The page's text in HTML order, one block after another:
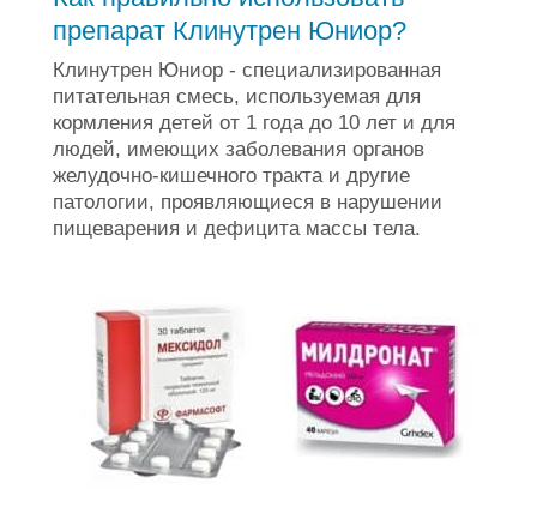
препарат Клинутрен Юниор?
Клинутрен Юниор - специализированная
питательная смесь, используемая для
кормления детей от 1 года до 10 лет и для
людей, имеющих заболевания органов
желудочно-кишечного тракта и другие
патологии, проявляющиеся в нарушении
пищеварения и дефицита массы тела.